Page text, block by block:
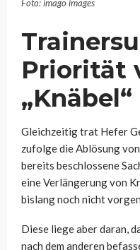
Foto: imago images
Priorität
„Knäbel“
Gleichzeitig trat Hefer
zufolge die Ablösung
bereits beschlossene
eine Verlängerung von
bislang noch nicht
Diese liege aber daran,
nach dem anderen